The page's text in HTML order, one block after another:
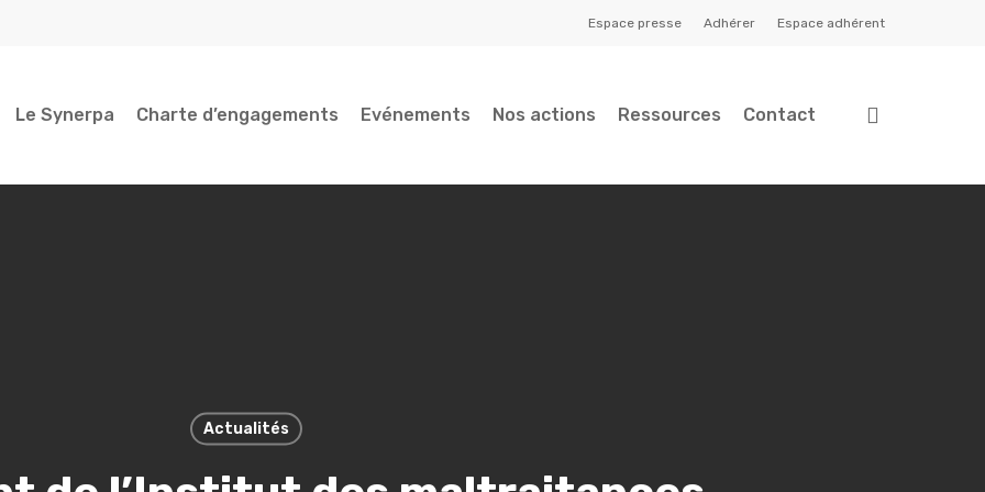
Espace presse Adhérer Espace adhérent
Le Synerpa Charte d’engagements Evénements Nos actions Ressources Contact
Actualités